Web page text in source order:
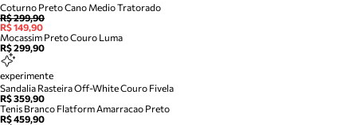
Coturno Preto Cano Medio Tratorado
R$ 299,90
R$ 149,90
Mocassim Preto Couro Luma
R$ 299,90
experimente
Sandalia Rasteira Off-White Couro Fivela
R$ 359,90
Tenis Branco Flatform Amarracao Preto
R$ 459,90